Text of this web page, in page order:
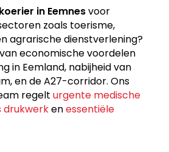
koerier in Eemnesvoor
zoals toerisme,
agrarische dienstverlening?
economische voordelen
in Eemland, nabijheid van
en de A27-corridor. Ons
regelt urgente medische
drukwerkenessentiële